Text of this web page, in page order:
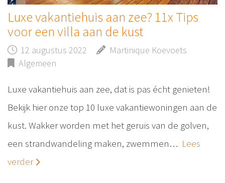
Luxe vakantiehuis aan zee? 11x Tips
voor een villa aan de kust
12 augustus 2022
Martinique Koevoets
Algemeen
Luxe vakantiehuis aan zee, dat is pas écht genieten!
Bekijk hier onze top 10 luxe vakantiewoningen aan de
kust. Wakker worden met het geruis van de golven,
een strandwandeling maken, zwemmen… Lees
verder